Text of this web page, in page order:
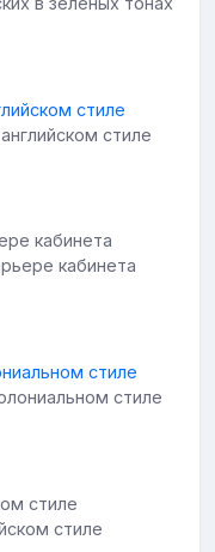
стиле
кабинета
стиле
стиле